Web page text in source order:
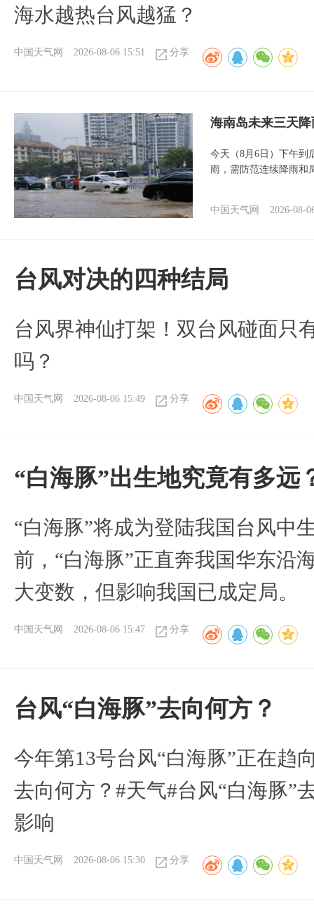
海水越热台风越猛？
中国天气网 2026-08-06 15:51 分享
海南岛未来三天
今天（8月6日）下午到
雨，需防范连续降雨和
中国天气网 2026-08-
台风对决的四种结局
台风界神仙打架！双台风碰面只
吗？
中国天气网 2026-08-06 15:49 分享
“白海豚”出生地究竟有多远
“白海豚”将成为登陆我国台风中
前，“白海豚”正直奔我国华东沿
大变数，但影响我国已成定局。
中国天气网 2026-08-06 15:47 分享
台风“白海豚”去向何方？
今年第13号台风“白海豚”正在趋
去向何方？#天气#台风“白海豚”
影响
中国天气网 2026-08-06 15:30 分享